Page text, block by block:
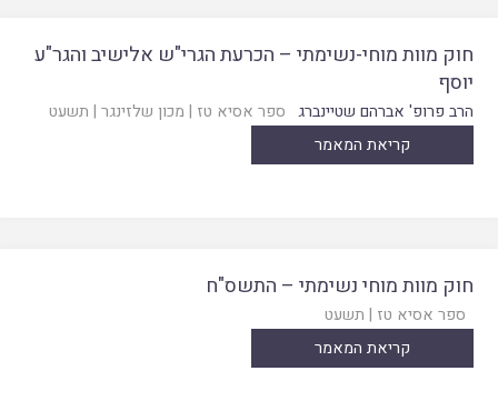
חוק מוות מוחי-נשימתי – הכרעת הגרי"ש אלישיב והגר"ע
יוסף
הרב פרופ' אברהם שטיינברג ספר אסיא טז | מכון שלזינגר | תשעט
קריאת המאמר
חוק מוות מוחי נשימתי – התשס"ח
ספר אסיא טז | תשעט
קריאת המאמר